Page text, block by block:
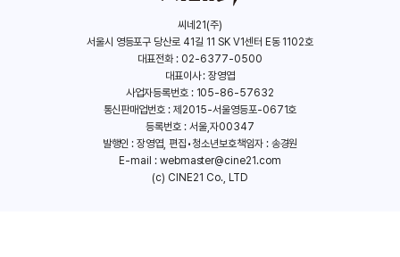
씨네21(주)
서울시 영등포구 당산로 41길 11 SK V1센터 E동 1102호
대표전화 : 02-6377-0500
대표이사 : 장영엽
사업자등록번호 : 105-86-57632
통신판매업번호 : 제2015-서울영등포-0671호
등록번호 : 서울,자00347
발행인 : 장영엽, 편집•청소년보호책임자 : 송경원
E-mail : webmaster@cine21.com
(c) CINE21 Co., LTD